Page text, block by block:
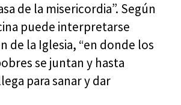
de la misericordia”. Según
puede interpretarse
de la Iglesia, “en donde los
se juntan y hasta
para sanar y dar